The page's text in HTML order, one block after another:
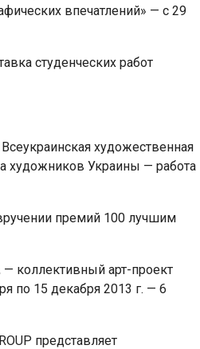
впечатлений» — с 29
студенческих работ
художественная
художников Украины — работа
премий 100 лучшим
— коллективный арт-проект
по 15 декабря 2013 г. — 6
представляет